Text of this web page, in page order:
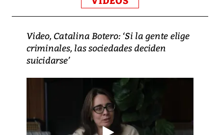
Video, Catalina Botero: ‘Si la gente elige
criminales, las sociedades deciden
suicidarse’